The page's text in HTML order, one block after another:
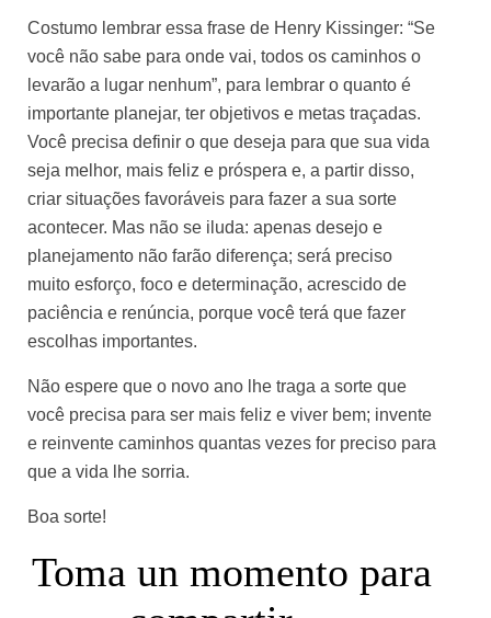
Costumo lembrar essa frase de Henry Kissinger: “Se
você não sabe para onde vai, todos os caminhos o
levarão a lugar nenhum”, para lembrar o quanto é
importante planejar, ter objetivos e metas traçadas.
Você precisa definir o que deseja para que sua vida
seja melhor, mais feliz e próspera e, a partir disso,
criar situações favoráveis para fazer a sua sorte
acontecer. Mas não se iluda: apenas desejo e
planejamento não farão diferença; será preciso
muito esforço, foco e determinação, acrescido de
paciência e renúncia, porque você terá que fazer
escolhas importantes.
Não espere que o novo ano lhe traga a sorte que
você precisa para ser mais feliz e viver bem; invente
e reinvente caminhos quantas vezes for preciso para
que a vida lhe sorria.
Boa sorte!
Toma un momento para